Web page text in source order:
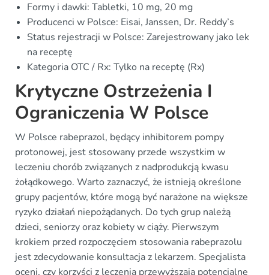
Formy i dawki: Tabletki, 10 mg, 20 mg
Producenci w Polsce: Eisai, Janssen, Dr. Reddy’s
Status rejestracji w Polsce: Zarejestrowany jako lek
na receptę
Kategoria OTC / Rx: Tylko na receptę (Rx)
Krytyczne Ostrzeżenia I
Ograniczenia W Polsce
W Polsce rabeprazol, będący inhibitorem pompy
protonowej, jest stosowany przede wszystkim w
leczeniu chorób związanych z nadprodukcją kwasu
żołądkowego. Warto zaznaczyć, że istnieją określone
grupy pacjentów, które mogą być narażone na większe
ryzyko działań niepożądanych. Do tych grup należą
dzieci, seniorzy oraz kobiety w ciąży. Pierwszym
krokiem przed rozpoczęciem stosowania rabeprazolu
jest zdecydowanie konsultacja z lekarzem. Specjalista
oceni, czy korzyści z leczenia przewyższają potencjalne